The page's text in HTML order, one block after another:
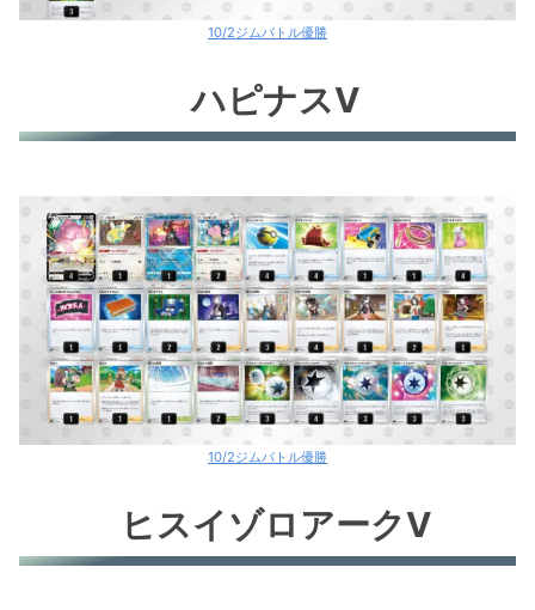
10/2ジムバトル優勝
ハピナスV
10/2ジムバトル優勝
ヒスイゾロアークV